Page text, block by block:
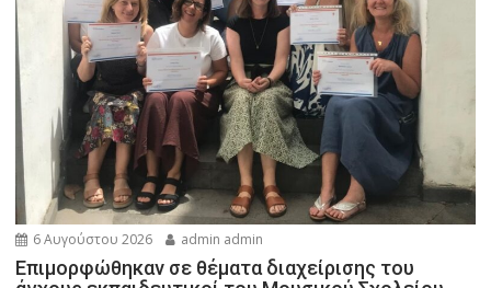
6 Αυγούστου 2026 admin admin
Eπιμορφώθηκαν σε θέματα διαχείρισης του